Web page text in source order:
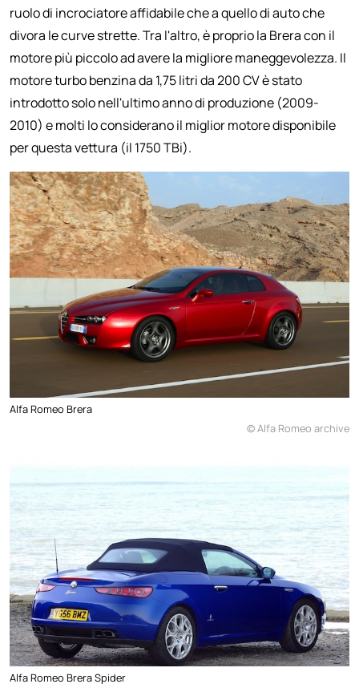
ruolo di incrociatore affidabile che a quello di auto che
divora le curve strette. Tra l'altro, è proprio la Brera con il
motore più piccolo ad avere la migliore maneggevolezza. Il
motore turbo benzina da 1,75 litri da 200 CV è stato
introdotto solo nell'ultimo anno di produzione (2009-
2010) e molti lo considerano il miglior motore disponibile
per questa vettura (il 1750 TBi).
Alfa Romeo Brera
© Alfa Romeo archive
Alfa Romeo Brera Spider